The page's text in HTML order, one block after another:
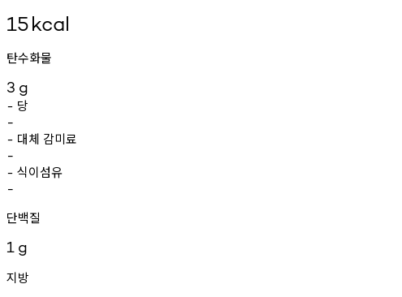
15kcal
탄수화물
3 g
- 당
-
- 대체 감미료
-
- 식이섬유
-
단백질
1 g
지방